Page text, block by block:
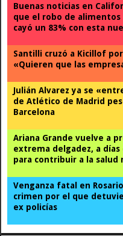
Buenas noticias en
que el robo de alimentos
cayó un 83% con esta
Santilli cruzó a Kicillof
«Quieren que las
Julián Alvarez ya se
de Atlético de Madrid
Barcelona
Ariana Grande vuelve a
extrema delgadez, a
para contribuir a la salud
Venganza fatal en
crimen por el que
ex policías